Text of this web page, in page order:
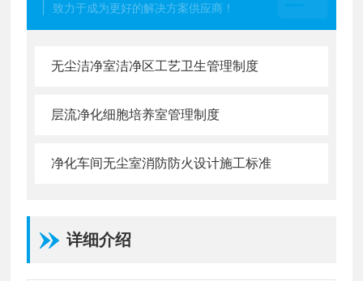
致力于成为更好的解决方案供应商！
无尘洁净室洁净区工艺卫生管理制度
层流净化细胞培养室管理制度
净化车间无尘室消防防火设计施工标准
详细介绍